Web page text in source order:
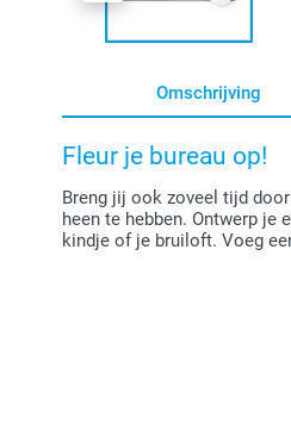
Omschrijving
Fleur je bureau op!
Breng jij ook zoveel tijd
heen te hebben. Ontwerp
kindje of je bruiloft. Voeg